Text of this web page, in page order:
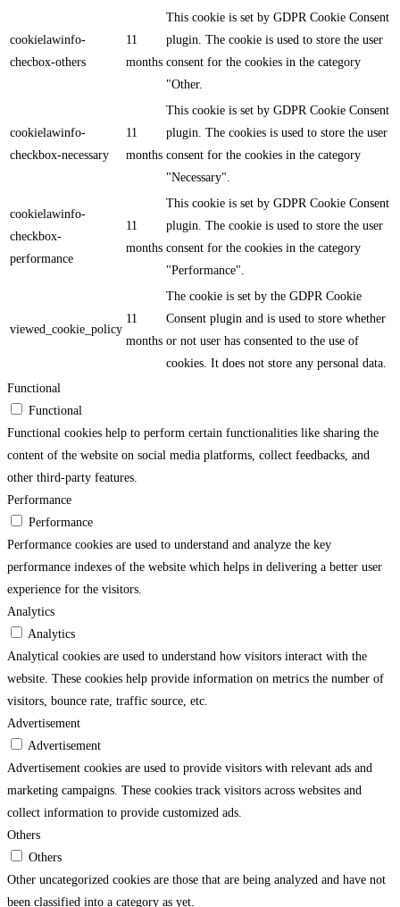
cookielawinfo-
checbox-others
11
months
This cookie is set by GDPR Cookie Consent
plugin. The cookie is used to store the user
consent for the cookies in the category
"Other.
cookielawinfo-
checkbox-necessary
11
months
This cookie is set by GDPR Cookie Consent
plugin. The cookies is used to store the user
consent for the cookies in the category
"Necessary".
cookielawinfo-
checkbox-
performance
11
months
This cookie is set by GDPR Cookie Consent
plugin. The cookie is used to store the user
consent for the cookies in the category
"Performance".
viewed_cookie_policy
11
months
The cookie is set by the GDPR Cookie
Consent plugin and is used to store whether
or not user has consented to the use of
cookies. It does not store any personal data.
Functional
Functional
Functional cookies help to perform certain functionalities like sharing the
content of the website on social media platforms, collect feedbacks, and
other third-party features.
Performance
Performance
Performance cookies are used to understand and analyze the key
performance indexes of the website which helps in delivering a better user
experience for the visitors.
Analytics
Analytics
Analytical cookies are used to understand how visitors interact with the
website. These cookies help provide information on metrics the number of
visitors, bounce rate, traffic source, etc.
Advertisement
Advertisement
Advertisement cookies are used to provide visitors with relevant ads and
marketing campaigns. These cookies track visitors across websites and
collect information to provide customized ads.
Others
Others
Other uncategorized cookies are those that are being analyzed and have not
been classified into a category as yet.